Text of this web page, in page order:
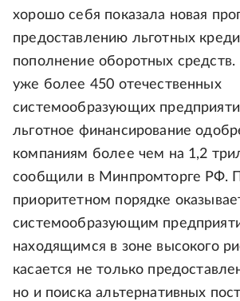
хорошо себя показала новая
предоставлению льготных
пополнение оборотных
уже более 450 отечественных
системообразующих
льготное финансирование
компаниям более чем на 1,2
сообщили в Минпромторге РФ.
приоритетном порядке
системообразующим
находящимся в зоне высокого
касается не только
но и поиска альтернативных